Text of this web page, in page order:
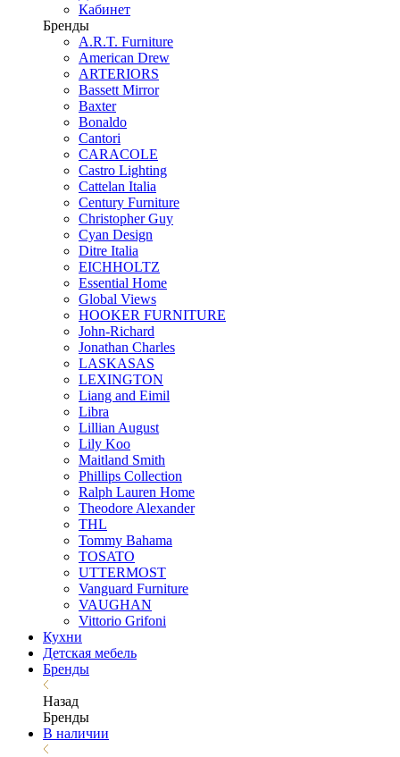
Кабинет
Бренды
A.R.T. Furniture
American Drew
ARTERIORS
Bassett Mirror
Baxter
Bonaldo
Cantori
CARACOLE
Castro Lighting
Cattelan Italia
Century Furniture
Christopher Guy
Cyan Design
Ditre Italia
EICHHOLTZ
Essential Home
Global Views
HOOKER FURNITURE
John-Richard
Jonathan Charles
LASKASAS
LEXINGTON
Liang and Eimil
Libra
Lillian August
Lily Koo
Maitland Smith
Phillips Collection
Ralph Lauren Home
Theodore Alexander
THL
Tommy Bahama
TOSATO
UTTERMOST
Vanguard Furniture
VAUGHAN
Vittorio Grifoni
Кухни
Детская мебель
Бренды
Назад
Бренды
В наличии